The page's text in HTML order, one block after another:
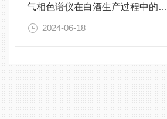
气相色谱仪在白酒生产过程中的监控
2024-06-18